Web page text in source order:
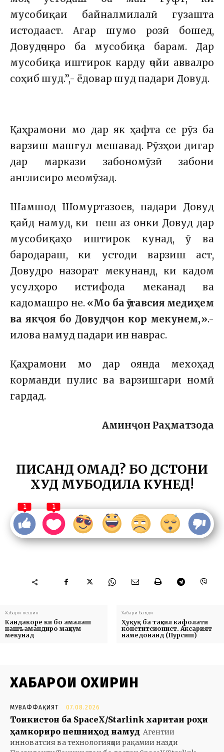
мусобиқаи байналмилалӣ гузашта
истодааст. Агар шумо розӣ бошед,
Довудҷонро ба мусобиқа барам. Дар
мусобиқа иштирок карду ҷойи аввалро
соҳиб шуд.”,- ёдовар шуд падари Довуд.
Қаҳрамони мо дар як ҳафта се рӯз ба
варзиш машғул мешавад. Рӯзҳои дигар
дар маркази забономӯзӣ забони
англисиро меомӯзад.
Шамшод Шомуртазоев, падари Довуд
қайд намуд, ки пеш аз онки Довуд дар
мусобиқаҳо иштирок кунад, ӯ ва
бародараш, ки устоди варзиш аст,
Довудро назорат мекунанд, ки кадом
усулҳоро истифода меканад ва
кадомашро не. «Мо ба ӯ тавсия медиҳем
ва якҷоя бо Довудҷон кор мекунем,».-
илова намуд падари ин наврас.
Қаҳрамони мо дар оянда мехоҳад
корманди пулис ва варзишгари номӣ
гардад.
Аминҷон Раҳматзода
ПИСАНД ОМАД? БО ДӮСТОНИ
ХУД МУБОДИЛА КУНЕД!
1 1
Хабари пешин
Кандакоре ки бо амалаш
нашъамандиро маҳкум
мекунад
Хабари баъди
Ҳуқуқ ба таҳсил кафолати
конститсионист. Аксарият
намедонанд (Пурсиш)
ХАБАРҲОИ ОХИРИН
МУВАФФАҚИЯТ 07.08.2026
Тоҷикистон ба SpaceX/Starlink харитаи роҳи
ҳамкориро пешниҳод намуд Агентии
инноватсия ва технологияҳои рақамии назди